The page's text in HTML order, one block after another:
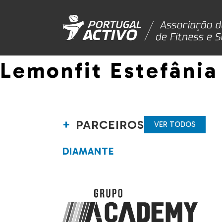
Lemonfit Estefânia
PARCEIROS VER TODOS
DIAMANTE